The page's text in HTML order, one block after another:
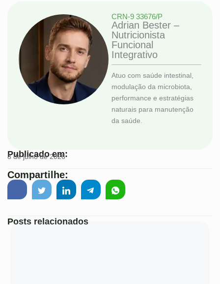
CRN-9 33676/P
Adrian Bester –
Nutricionista
Funcional
Integrativo
Atuo com saúde intestinal,
modulação da microbiota,
performance e estratégias
naturais para manutenção
da saúde.
Publicado em:
8 de julho de 2026
Compartilhe:
Posts relacionados